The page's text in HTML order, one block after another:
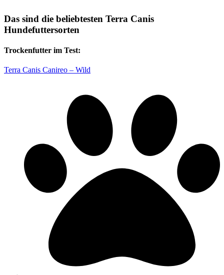
Das sind die beliebtesten Terra Canis
Hundefuttersorten
Trockenfutter im Test:
Terra Canis Canireo – Wild